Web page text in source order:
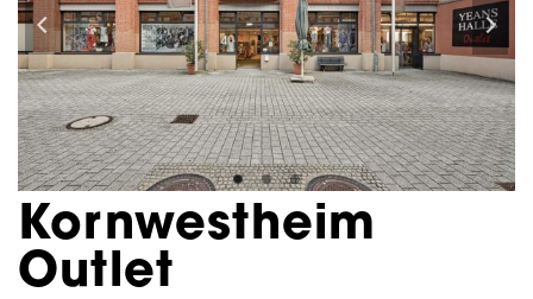
Kornwestheim
Outlet